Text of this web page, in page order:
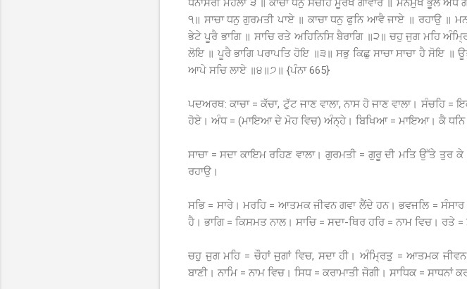
੧॥ ਸਾਚਾ ਧਨੁ ਗੁਰਮਤੀ ਪਾਏ ॥ ਕਾਚਾ ਧਨੁ ਫੁਨਿ ਆਵੈ ਜਾਏ ॥ ਰਹਾਉ ॥
ਭੇਟੇ ਪੂਰੈ ਭਾਗਿ ॥ ਸਾਚਿ ਰਤੇ ਅਹਿਨਿਸਿ ਬੈਰਾਗਿ ॥੨॥ ਚਹੁ ਜੁਗ ਮਹਿ
ਲੋਇ ॥ ਪੂਰੈ ਭਾਗਿ ਪਰਾਪਤਿ ਹੋਇ ॥੩॥ ਸਭੁ ਕਿਛੁ ਸਾਚਾ ਸਾਚਾ ਹੈ ਸੋਇ
ਆਪੇ ਸਚਿ ਲਾਏ ॥੪॥੭॥ {ਪੰਨਾ 665}
ਪਦਅਰਥ: ਕਾਚਾ = ਕੱਚਾ, ਟੁੱਟ ਜਾਣ ਵਾਲਾ, ਨਾਸ ਹੋ ਜਾਣ ਵਾਲਾ।
ਹੋਏ। ਅੰਧ = (ਮਾਇਆ ਦੇ ਮੋਹ ਵਿਚ) ਅੰਨ੍ਹੇ। ਬਿਖਿਆ = ਮਾਇਆ। ਕੈ ਧਨਿ
ਸਾਚਾ = ਸਦਾ ਕਾਇਮ ਰਹਿਣ ਵਾਲਾ। ਗੁਰਮਤੀ = ਗੁਰੂ ਦੀ ਮਤਿ ਉੱਤੇ ਤੁਰ
ਰਹਾਉ।
ਸਭਿ = ਸਾਰੇ। ਮਰਹਿ = ਆਤਮਕ ਜੀਵਨ ਗਵਾ ਲੈਂਦੇ ਹਨ। ਭਵਜਲਿ =
ਹੈ। ਭਾਗਿ = ਕਿਸਮਤ ਨਾਲ। ਸਾਚਿ = ਸਦਾ-ਥਿਰ ਹਰਿ = ਨਾਮ ਵਿਚ। ਰਤੇ
ਚਹੁ ਜੁਗ ਮਹਿ = ਚੌਹਾਂ ਜੁਗਾਂ ਵਿਚ, ਸਦਾ ਹੀ। ਅੰਮ੍ਰਿਤੁ = ਆਤਮਕ ਜੀਵਨ
ਬਾਣੀ। ਨਾਮਿ = ਨਾਮ ਵਿਚ। ਸਿਧ = ਕਰਾਮਾਤੀ ਜੋਗੀ। ਸਾਧਿਕ =